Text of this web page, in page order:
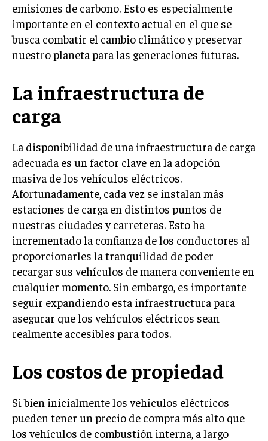
emisiones de carbono. Esto es especialmente
importante en el contexto actual en el que se
busca combatir el cambio climático y preservar
nuestro planeta para las generaciones futuras.
La infraestructura de
carga
La disponibilidad de una infraestructura de carga
adecuada es un factor clave en la adopción
masiva de los vehículos eléctricos.
Afortunadamente, cada vez se instalan más
estaciones de carga en distintos puntos de
nuestras ciudades y carreteras. Esto ha
incrementado la confianza de los conductores al
proporcionarles la tranquilidad de poder
recargar sus vehículos de manera conveniente en
cualquier momento. Sin embargo, es importante
seguir expandiendo esta infraestructura para
asegurar que los vehículos eléctricos sean
realmente accesibles para todos.
Los costos de propiedad
Si bien inicialmente los vehículos eléctricos
pueden tener un precio de compra más alto que
los vehículos de combustión interna, a largo